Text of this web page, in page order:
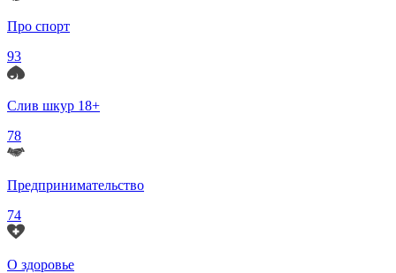
Про спорт
93
Слив шкур 18+
78
Предпринимательство
74
О здоровье